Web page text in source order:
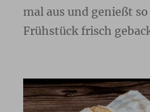
mal aus und genießt
Frühstück frisch